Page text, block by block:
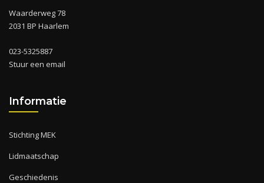
Waarderweg 78
2031 BP Haarlem
023-5325887
Stuur een email
Informatie
Stichting MEK
Lidmaatschap
Geschiedenis